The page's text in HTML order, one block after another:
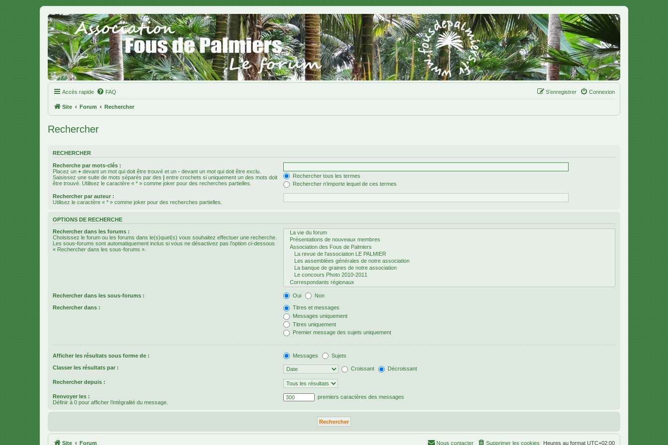
Accès rapide FAQ Connexion
S’enregistrer
Site Forum Rechercher
Rechercher
RECHERCHER
Recherche par mots-clés :
Placez un + devant un mot qui doit être trouvé et un - devant un mot qui doit être exclu.
Saisissez une suite de mots séparés par des | entre crochets si uniquement un des mots doit
être trouvé. Utilisez le caractère « * » comme joker pour des recherches partielles.
Rechercher tous les termes
Rechercher n’importe lequel de ces termes
Rechercher par auteur :
Utilisez le caractère « * » comme joker pour des recherches partielles.
OPTIONS DE RECHERCHE
Rechercher dans les forums :
Choisissez le forum ou les forums dans le(s)quel(s) vous souhaitez effectuer une recherche.
Les sous-forums sont automatiquement inclus si vous ne désactivez pas l’option ci-dessous
« Rechercher dans les sous-forums ».
Rechercher dans les sous-forums : Oui Non
Rechercher dans :
Titres et messages
Messages uniquement
Titres uniquement
Premier message des sujets uniquement
Afficher les résultats sous forme de : Messages Sujets
Classer les résultats par : Croissant Décroissant
Rechercher depuis :
Renvoyer les :
Définir à 0 pour afficher l’intégralité du message.
premiers caractères des messages
Site Forum Heures au format UTC+02:00
Supprimer les cookies
Nous contacter